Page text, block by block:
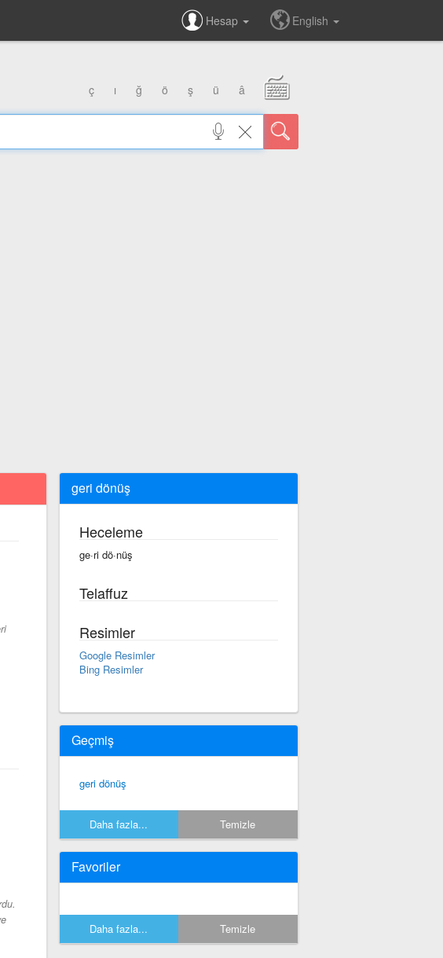
Hesap English
ç ı ğ ö ş ü â
geri dönüş
Heceleme
ge·ri dö·nüş
Telaffuz
Resimler
Google Resimler
Bing Resimler
Geçmiş
geri dönüş
Daha fazla... Temizle
Favoriler
Daha fazla... Temizle